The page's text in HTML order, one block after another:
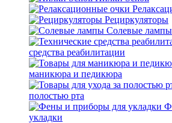
Рециркуляторы
Солевые лампы
средства реабилитации
маникюра и педикюра
полостью рта
укладки